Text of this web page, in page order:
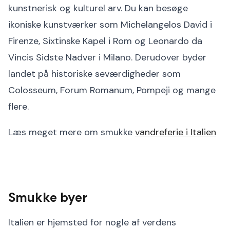
kunstnerisk og kulturel arv. Du kan besøge
ikoniske kunstværker som Michelangelos David i
Firenze, Sixtinske Kapel i Rom og Leonardo da
Vincis Sidste Nadver i Milano. Derudover byder
landet på historiske seværdigheder som
Colosseum, Forum Romanum, Pompeji og mange
flere.
Læs meget mere om smukke vandreferie i Italien
Smukke byer
Italien er hjemsted for nogle af verdens